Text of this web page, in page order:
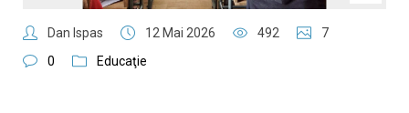
Dan Ispas 12 Mai 2026 492
7
0
Educaţie